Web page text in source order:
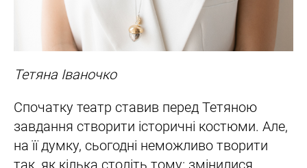
Тетяна Іваночко
Спочатку театр ставив перед Тетяною
завдання створити історичні костюми. Але,
на її думку, сьогодні неможливо творити
так, як кілька століть тому: змінилися